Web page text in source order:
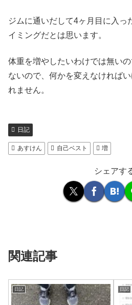
ジムに通いだして4ヶ月目に入っ
イミングだとは思います。
体重を増やしたいわけでは無い
ないので、何かを変えなければ
れません。
日記
あすけん 自己ベスト 増
シェアす
関連記事
日記 日記